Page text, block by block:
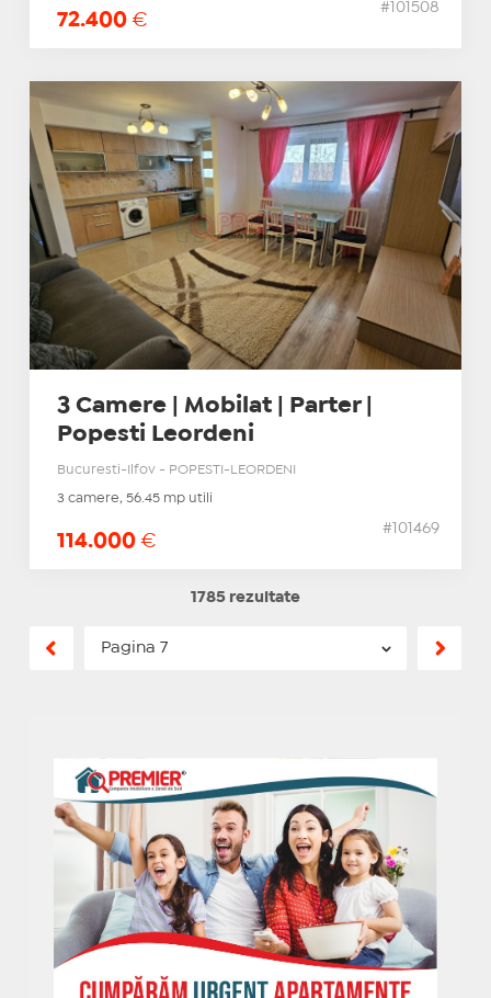
72.400 €
#101508
3 Camere | Mobilat | Parter |
Popesti Leordeni
Bucuresti-Ilfov - POPESTI-LEORDENI
3 camere, 56.45 mp utili
114.000 €
#101469
1785 rezultate